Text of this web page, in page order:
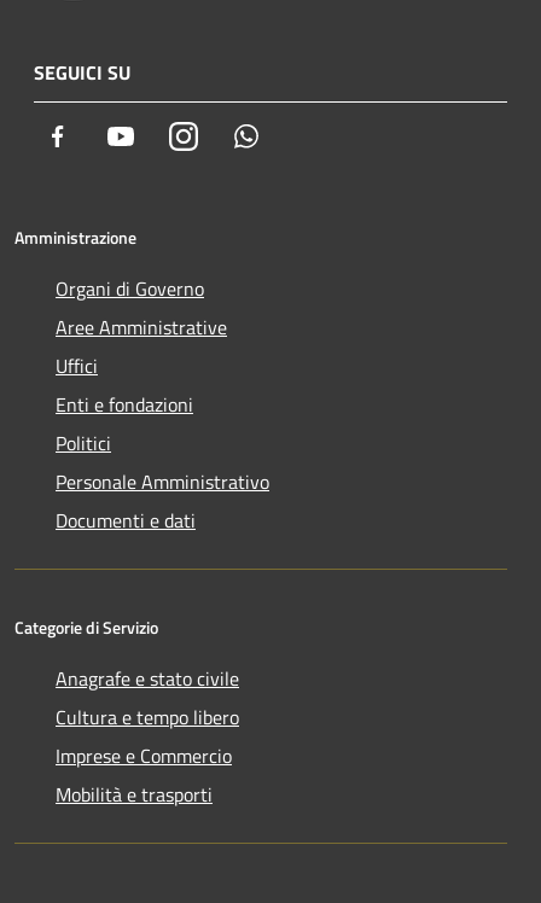
SEGUICI SU
Facebook YoutubeInstagram
Amministrazione
Organi di Governo
Aree Amministrative
Uffici
Enti e fondazioni
Politici
Personale Amministrativo
Documenti e dati
Categorie di Servizio
Anagrafe e stato civile
Cultura e tempo libero
Imprese e Commercio
Mobilità e trasporti